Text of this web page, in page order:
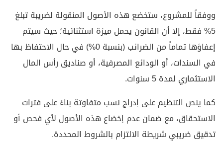
ووفقاً للمشروع، ستخضع هذه الأصول المنقولة لضريبة تبلغ
5% فقط، إلا أن القانون يحمل ميزة استثنائية؛ حيث سيتم
إعفاؤها تماماً من الضرائب (بنسبة 0%) في حال الاحتفاظ بها
في السندات، أو الودائع المصرفية، أو صناديق رأس المال
الاستثماري لمدة 5 سنوات.
كما ينص التنظيم على إدراج نسب متفاوتة بناءً على فترات
الاستحقاق، مع ضمان عدم إخضاع هذه الأصول لأي فحص أو
تدقيق ضريبي شريطة الالتزام بالشروط المحددة.